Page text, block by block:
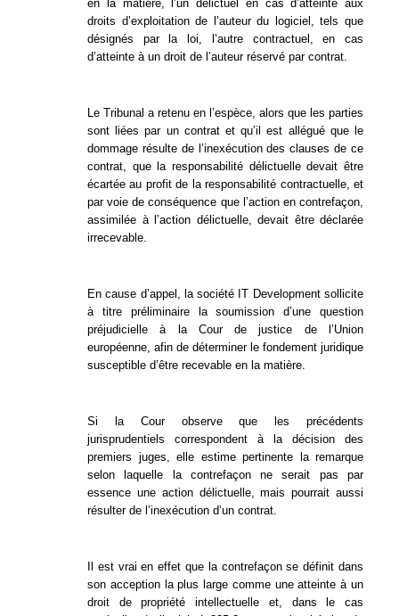
en la matière, l’un délictuel en cas d’atteinte aux
droits d’exploitation de l’auteur du logiciel, tels que
désignés par la loi, l’autre contractuel, en cas
d’atteinte à un droit de l’auteur réservé par contrat.
Le Tribunal a retenu en l’espèce, alors que les parties
sont liées par un contrat et qu’il est allégué que le
dommage résulte de l’inexécution des clauses de ce
contrat, que la responsabilité délictuelle devait être
écartée au profit de la responsabilité contractuelle, et
par voie de conséquence que l’action en contrefaçon,
assimilée à l’action délictuelle, devait être déclarée
irrecevable.
En cause d’appel, la société IT Development sollicite
à titre préliminaire la soumission d’une question
préjudicielle à la Cour de justice de l’Union
européenne, afin de déterminer le fondement juridique
susceptible d’être recevable en la matière.
Si la Cour observe que les précédents
jurisprudentiels correspondent à la décision des
premiers juges, elle estime pertinente la remarque
selon laquelle la contrefaçon ne serait pas par
essence une action délictuelle, mais pourrait aussi
résulter de l’inexécution d’un contrat.
Il est vrai en effet que la contrefaçon se définit dans
son acception la plus large comme une atteinte à un
droit de propriété intellectuelle et, dans le cas